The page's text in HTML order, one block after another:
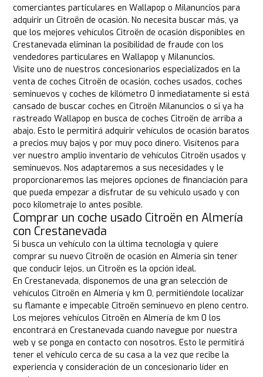
comerciantes particulares en Wallapop o Milanuncios para
adquirir un Citroën de ocasión. No necesita buscar más, ya
que los mejores vehículos Citroën de ocasión disponibles en
Crestanevada eliminan la posibilidad de fraude con los
vendedores particulares en Wallapop y Milanuncios.
Visite uno de nuestros concesionarios especializados en la
venta de coches Citroën de ocasión, coches usados, coches
seminuevos y coches de kilómetro 0 inmediatamente si está
cansado de buscar coches en Citroën Milanuncios o si ya ha
rastreado Wallapop en busca de coches Citroën de arriba a
abajo. Esto le permitirá adquirir vehículos de ocasión baratos
a precios muy bajos y por muy poco dinero. Visítenos para
ver nuestro amplio inventario de vehículos Citroën usados y
seminuevos. Nos adaptaremos a sus necesidades y le
proporcionaremos las mejores opciones de financiación para
que pueda empezar a disfrutar de su vehículo usado y con
poco kilometraje lo antes posible.
Comprar un coche usado Citroën en Almería
con Crestanevada
Si busca un vehículo con la última tecnología y quiere
comprar su nuevo Citroën de ocasión en Almería sin tener
que conducir lejos, un Citroën es la opción ideal.
En Crestanevada, disponemos de una gran selección de
vehículos Citroën en Almería y km 0, permitiéndole localizar
su flamante e impecable Citroën seminuevo en pleno centro.
Los mejores vehículos Citroën en Almería de km 0 los
encontrará en Crestanevada cuando navegue por nuestra
web y se ponga en contacto con nosotros. Esto le permitirá
tener el vehículo cerca de su casa a la vez que recibe la
experiencia y consideración de un concesionario líder en